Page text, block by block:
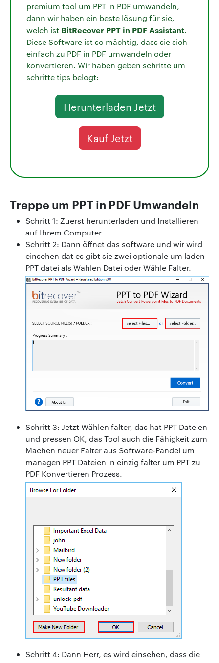
premium tool um PPT in PDF umwandeln,
dann wir haben ein beste lösung für sie,
welch ist BitRecover PPT in PDF Assistant.
Diese Software ist so mächtig, dass sie sich
einfach zu PDF in PDF umwandeln oder
konvertieren. Wir haben geben schritte um
schritte tips belogt:
Herunterladen Jetzt
Kauf Jetzt
Treppe um PPT in PDF Umwandeln
Schritt 1: Zuerst herunterladen und Installieren
auf Ihrem Computer .
Schritt 2: Dann öffnet das software und wir wird
einsehen dat es gibt sie zwei optionale um laden
PPT datei als Wahlen Datei oder Wähle Falter.
Schritt 3: Jetzt Wählen falter, das hat PPT Dateien
und pressen OK, das Tool auch die Fähigkeit zum
Machen neuer Falter aus Software-Pandel um
managen PPT Dateien in einzig falter um PPT zu
PDF Konvertieren Prozess.
Schritt 4: Dann Herr, es wird einsehen, dass die